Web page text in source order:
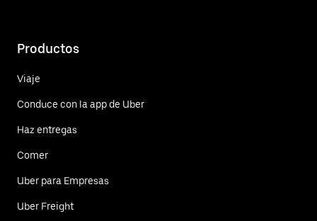
Productos
Viaje
Conduce con la app de Uber
Haz entregas
Comer
Uber para Empresas
Uber Freight